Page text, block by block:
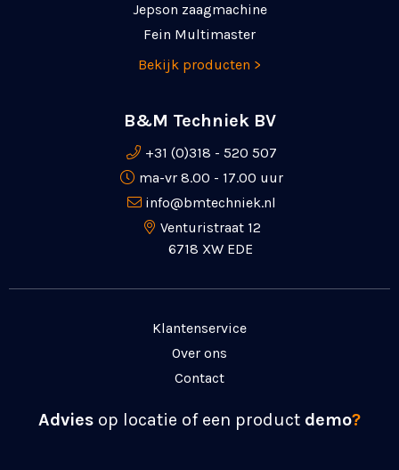
Jepson zaagmachine
Fein Multimaster
Bekijk producten >
B&M Techniek BV
+31 (0)318 - 520 507
ma-vr 8.00 - 17.00 uur
info@bmtechniek.nl
Venturistraat 12
6718 XW EDE
Klantenservice
Over ons
Contact
Advies op locatie of een product demo?